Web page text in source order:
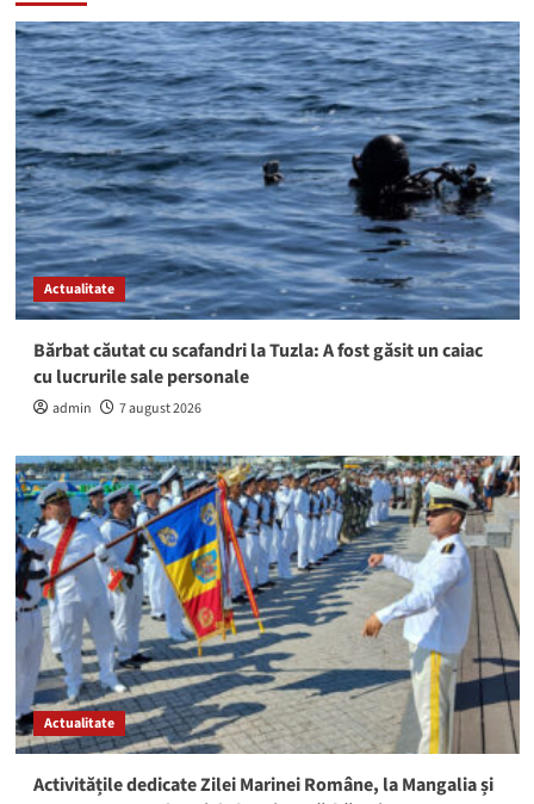
Actualitate
Bărbat căutat cu scafandri la Tuzla: A fost găsit un caiac
cu lucrurile sale personale
admin 7 august 2026
Actualitate
Activitățile dedicate Zilei Marinei Române, la Mangalia și